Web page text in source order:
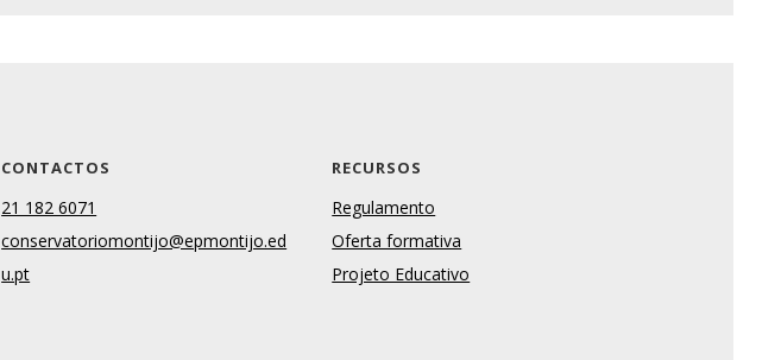
CONTACTOS
21 182 6071
conservatoriomontijo@epmontijo.ed
u.pt
RECURSOS
Regulamento
Oferta formativa
Projeto Educativo